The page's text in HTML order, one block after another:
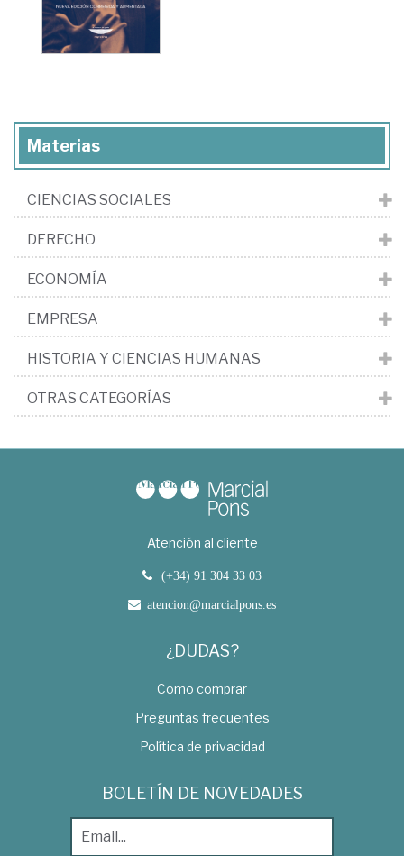
Materias
CIENCIAS SOCIALES
DERECHO
ECONOMÍA
EMPRESA
HISTORIA Y CIENCIAS HUMANAS
OTRAS CATEGORÍAS
Atención al cliente
(+34) 91 304 33 03
atencion@marcialpons.es
¿DUDAS?
Como comprar
Preguntas frecuentes
Política de privacidad
BOLETÍN DE NOVEDADES